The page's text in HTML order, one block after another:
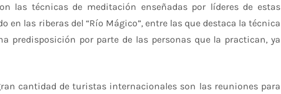
las técnicas de meditación enseñadas por líderes de estas
en las riberas del “Río Mágico”, entre las que destaca la técnica
predisposición por parte de las personas que la practican, ya
cantidad de turistas internacionales son las reuniones para